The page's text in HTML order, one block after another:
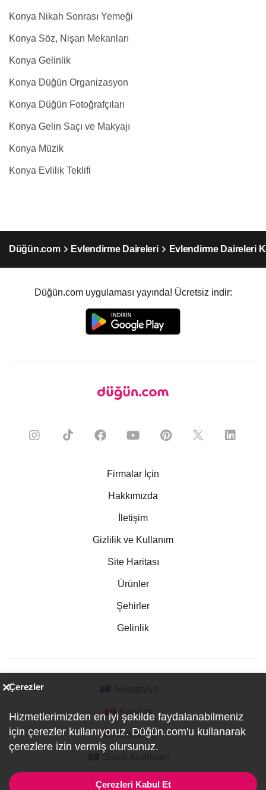
Konya Nikah Sonrası Yemeği
Konya Söz, Nişan Mekanları
Konya Gelinlik
Konya Düğün Organizasyon
Konya Düğün Fotoğrafçıları
Konya Gelin Saçı ve Makyajı
Konya Müzik
Konya Evlilik Teklifi
Düğün.com Evlendirme Daireleri Evlendirme Daireleri
Düğün.com uygulaması yayında! Ücretsiz indir:
Firmalar İçin
Hakkımızda
İletişim
Gizlilik ve Kullanım
Site Haritası
Ürünler
Şehirler
Gelinlik
Kanada
Almanya
Çerezler
Hizmetlerimizden en iyi şekilde faydalanabilmeniz
için çerezler kullanıyoruz. Düğün.com'u kullanarak
çerezlere izin vermiş olursunuz.
Çerezleri Kabul Et